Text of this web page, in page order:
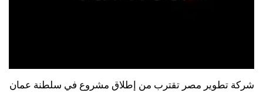
شركة تطوير مصر تقترب من إطلاق مشروع في سلطنة عمان